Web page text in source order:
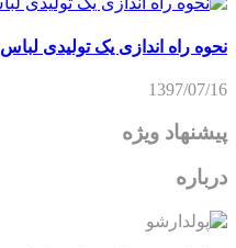
نحوه راه اندازی یک تولیدی لباس
1397/07/16
پیشنهاد ویژه
درباره